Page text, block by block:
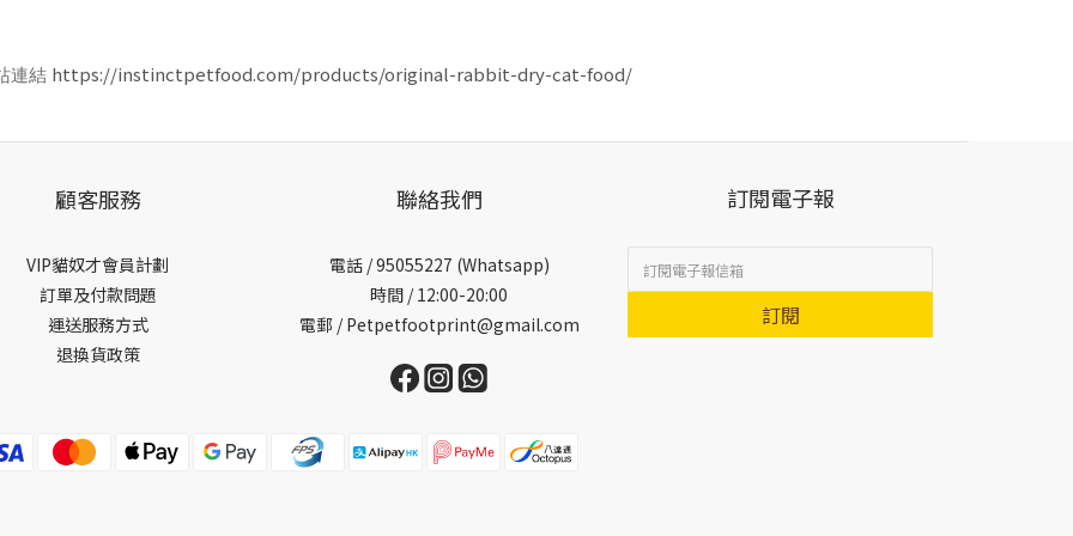
連結 https://instinctpetfood.com/products/original-rabbit-dry-cat-food/
顧客服務
VIP貓奴才會員計劃
訂單及付款問題
運送服務方式
退換貨政策
聯絡我們
電話 /95055227 (Whatsapp)
時間 / 12:00-20:00
電郵 / Petpetfootprint@gmail.com
訂閱電子報
訂閱